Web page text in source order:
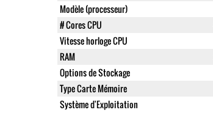
Modèle (processeur)
# Cores CPU
Vitesse horloge CPU
RAM
Options de Stockage
Type Carte Mémoire
Système d'Exploitation